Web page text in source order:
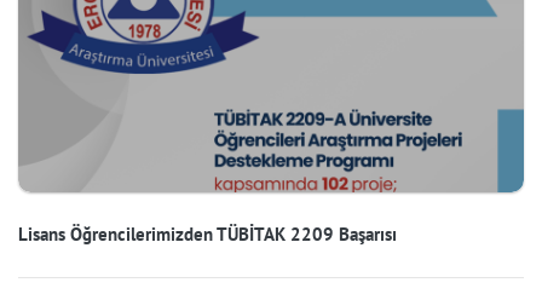
Lisans Öğrencilerimizden TÜBİTAK 2209 Başarısı